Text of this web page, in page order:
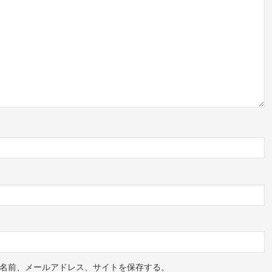
、メールアドレス、サイトを保存する。